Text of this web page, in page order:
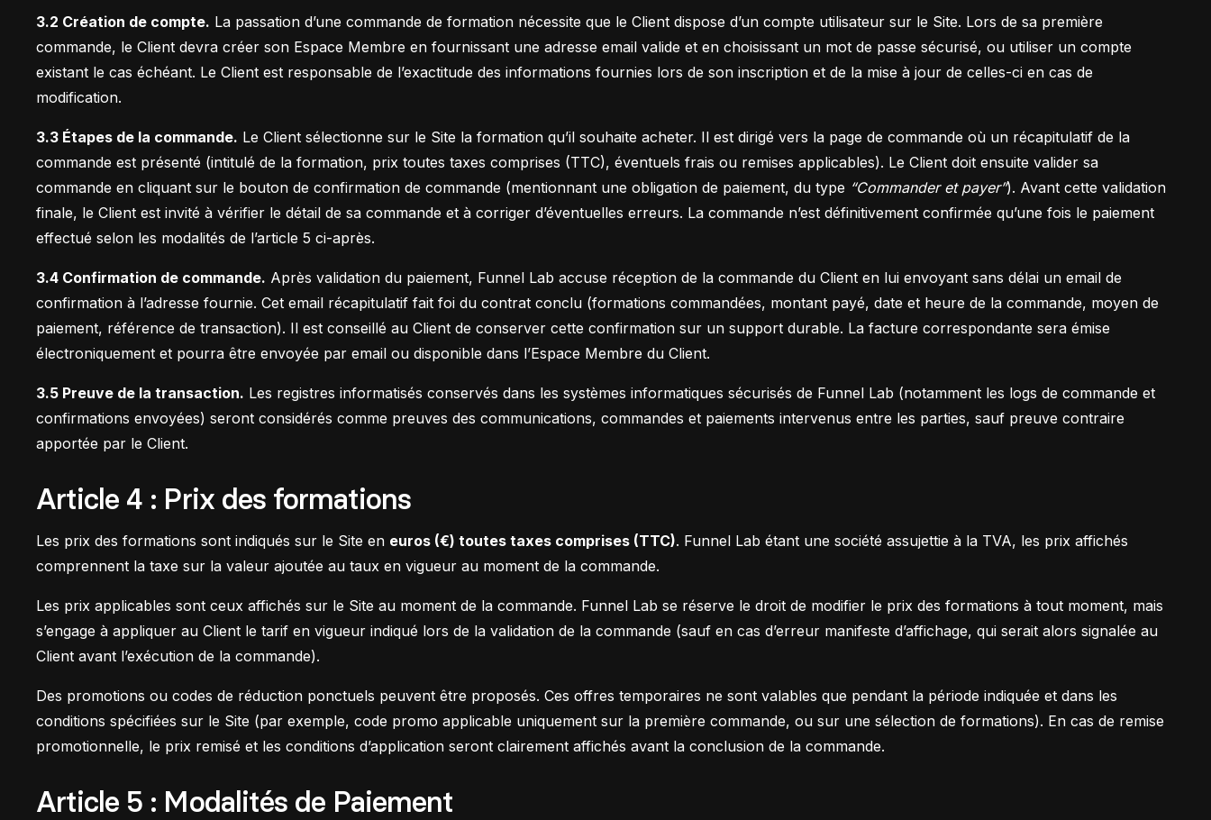
3.2 Création de compte. La passation d’une commande de formation nécessite que le Client dispose d’un compte utilisateur sur le Site. Lors de sa première
commande, le Client devra créer son Espace Membre en fournissant une adresse email valide et en choisissant un mot de passe sécurisé, ou utiliser un compte
existant le cas échéant. Le Client est responsable de l’exactitude des informations fournies lors de son inscription et de la mise à jour de celles-ci en cas de
modification.
3.3 Étapes de la commande. Le Client sélectionne sur le Site la formation qu’il souhaite acheter. Il est dirigé vers la page de commande où un récapitulatif de la
commande est présenté (intitulé de la formation, prix toutes taxes comprises (TTC), éventuels frais ou remises applicables). Le Client doit ensuite valider sa
commande en cliquant sur le bouton de confirmation de commande (mentionnant une obligation de paiement, du type “Commander et payer”). Avant cette validation
finale, le Client est invité à vérifier le détail de sa commande et à corriger d’éventuelles erreurs. La commande n’est définitivement confirmée qu’une fois le paiement
effectué selon les modalités de l’article 5 ci-après.
3.4 Confirmation de commande. Après validation du paiement, Funnel Lab accuse réception de la commande du Client en lui envoyant sans délai un email de
confirmation à l’adresse fournie. Cet email récapitulatif fait foi du contrat conclu (formations commandées, montant payé, date et heure de la commande, moyen de
paiement, référence de transaction). Il est conseillé au Client de conserver cette confirmation sur un support durable. La facture correspondante sera émise
électroniquement et pourra être envoyée par email ou disponible dans l’Espace Membre du Client.
3.5 Preuve de la transaction. Les registres informatisés conservés dans les systèmes informatiques sécurisés de Funnel Lab (notamment les logs de commande et
confirmations envoyées) seront considérés comme preuves des communications, commandes et paiements intervenus entre les parties, sauf preuve contraire
apportée par le Client.
Article 4 : Prix des formations
Les prix des formations sont indiqués sur le Site en euros (€) toutes taxes comprises (TTC). Funnel Lab étant une société assujettie à la TVA, les prix affichés
comprennent la taxe sur la valeur ajoutée au taux en vigueur au moment de la commande.
Les prix applicables sont ceux affichés sur le Site au moment de la commande. Funnel Lab se réserve le droit de modifier le prix des formations à tout moment, mais
s’engage à appliquer au Client le tarif en vigueur indiqué lors de la validation de la commande (sauf en cas d’erreur manifeste d’affichage, qui serait alors signalée au
Client avant l’exécution de la commande).
Des promotions ou codes de réduction ponctuels peuvent être proposés. Ces offres temporaires ne sont valables que pendant la période indiquée et dans les
conditions spécifiées sur le Site (par exemple, code promo applicable uniquement sur la première commande, ou sur une sélection de formations). En cas de remise
promotionnelle, le prix remisé et les conditions d’application seront clairement affichés avant la conclusion de la commande.
Article 5 : Modalités de Paiement